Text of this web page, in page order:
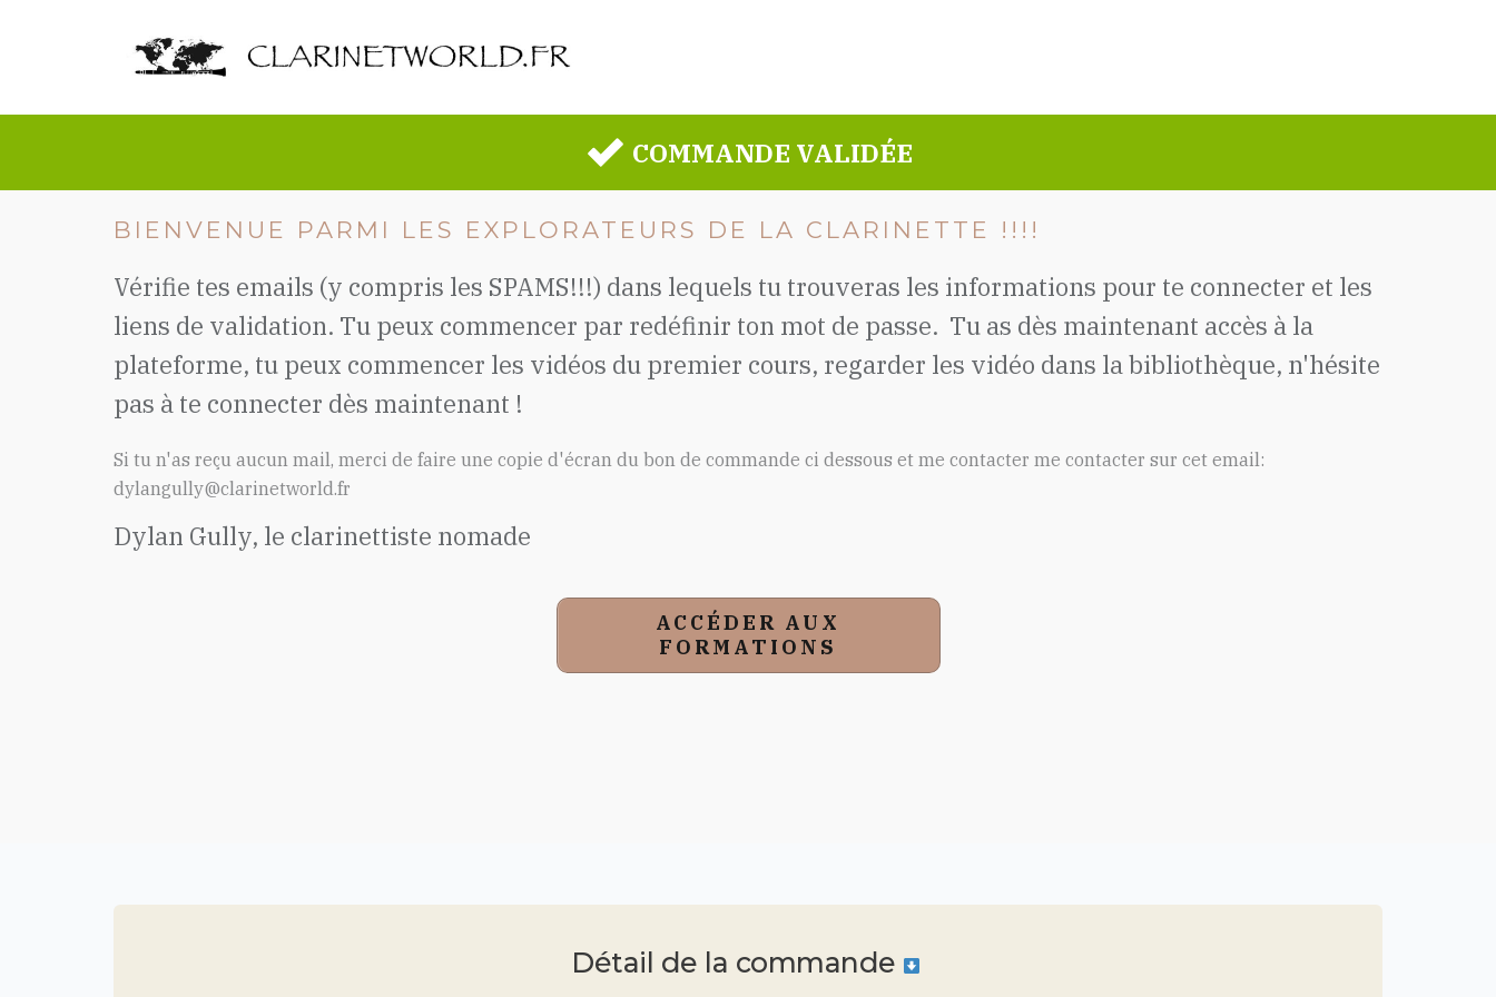
COMMANDE VALIDÉE
BIENVENUE PARMI LES EXPLORATEURS DE LA CLARINETTE !!!!
Vérifie tes emails (y compris les SPAMS!!!) dans lequels tu trouveras les informations pour te connecter et les
liens de validation. Tu peux commencer par redéfinir ton mot de passe. Tu as dès maintenant accès à la
plateforme, tu peux commencer les vidéos du premier cours, regarder les vidéo dans la bibliothèque, n'hésite
pas à te connecter dès maintenant !
Si tu n'as reçu aucun mail, merci de faire une copie d'écran du bon de commande ci dessous et me contacter me contacter sur cet email:
dylangully@clarinetworld.fr
Dylan Gully, le clarinettiste nomade
ACCÉDER AUX
FORMATIONS
Détail de la commande